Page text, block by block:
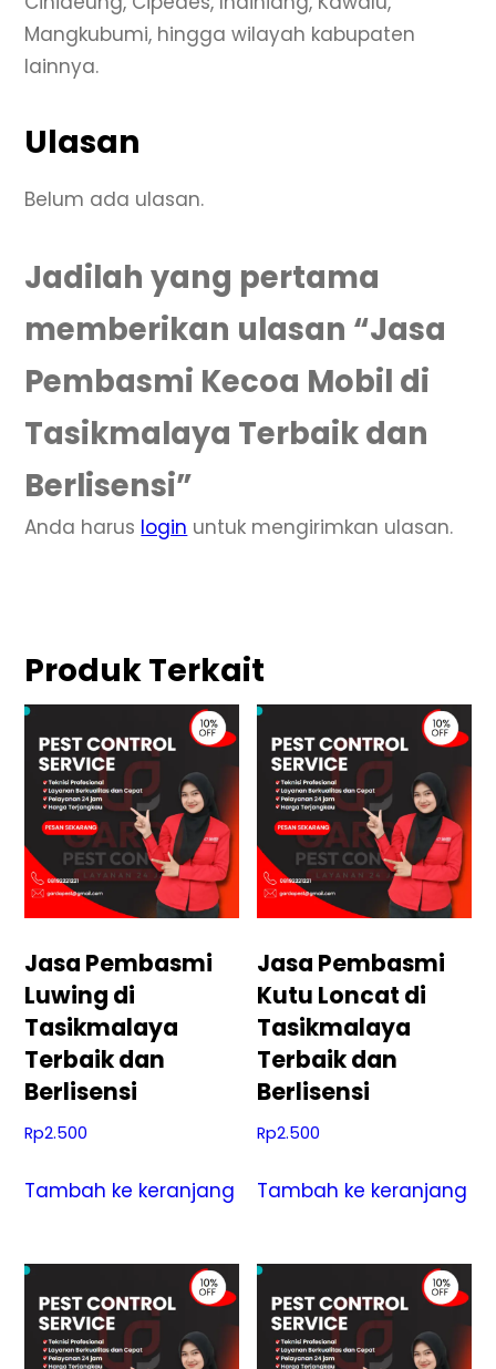
Mangkubumi, hingga wilayah kabupaten
lainnya.
Ulasan
Belum ada ulasan.
Jadilah yang pertama
memberikan ulasan “Jasa
Pembasmi Kecoa Mobil di
Tasikmalaya Terbaik dan
Berlisensi”
Anda harus login untuk mengirimkan ulasan.
Produk Terkait
Jasa Pembasmi
Luwing di
Tasikmalaya
Terbaik dan
Berlisensi
Rp2.500
Tambah ke keranjang
Jasa Pembasmi
Kutu Loncat di
Tasikmalaya
Terbaik dan
Berlisensi
Rp2.500
Tambah ke keranjang